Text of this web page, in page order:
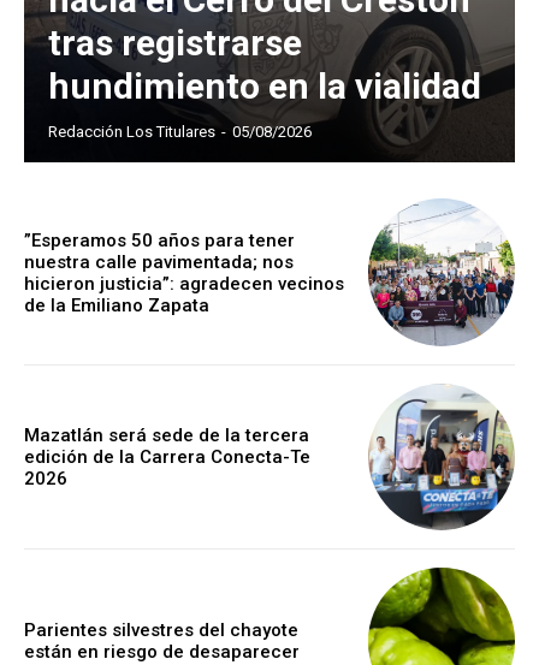
tras registrarse
hundimiento en la vialidad
Redacción Los Titulares - 05/08/2026
”Esperamos 50 años para tener
nuestra calle pavimentada; nos
hicieron justicia”: agradecen vecinos
de la Emiliano Zapata
Mazatlán será sede de la tercera
edición de la Carrera Conecta-Te
2026
Parientes silvestres del chayote
están en riesgo de desaparecer